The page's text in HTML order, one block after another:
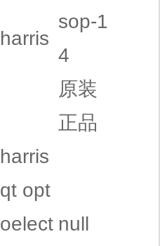
harris
sop-1
4
原装
正品
harris
qt opt
oelect null